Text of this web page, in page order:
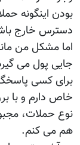
بودن اینگونه
دسترس خارج
اما مشکل من
جایی پول می
برای کسی
خاص دارم و با
نوع حملات،
هم می کنم.